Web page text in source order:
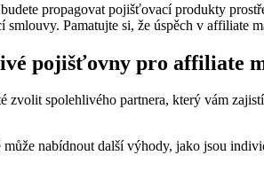
propagovat pojišťovací produkty
Pamatujte si, že úspěch v affiliate
pojišťovny pro affiliate
spolehlivého partnera, který vám
nabídnout další výhody, jako jsou